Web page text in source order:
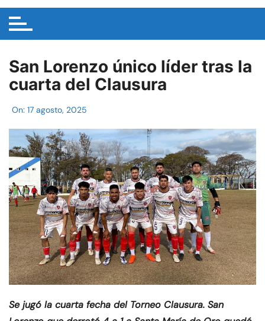
San Lorenzo único líder tras la
cuarta del Clausura
On: 17 agosto, 2025
Se jugó la cuarta fecha del Torneo Clausura. San